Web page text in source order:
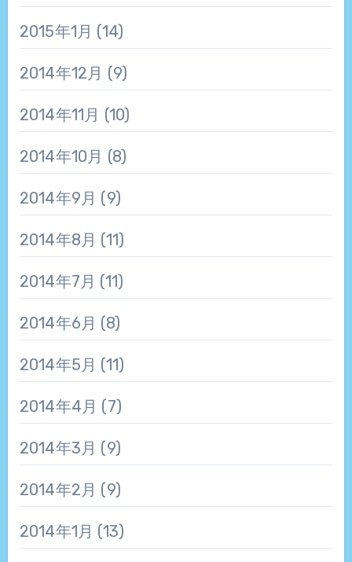
2015年1月 (14)
2014年12月 (9)
2014年11月 (10)
2014年10月 (8)
2014年9月 (9)
2014年8月 (11)
2014年7月 (11)
2014年6月 (8)
2014年5月 (11)
2014年4月 (7)
2014年3月 (9)
2014年2月 (9)
2014年1月 (13)